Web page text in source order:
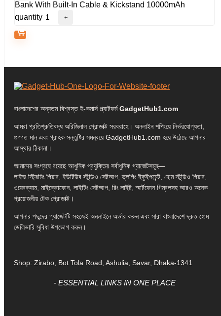
Bank With Built-In Cable & Kickstand 10000mAh
quantity
বাংলাদেশের অন্যতম বিশ্বস্ত ই-কমার্স প্ল্যাটফর্মGadgetHub1.com
আমরা প্রতিশ্রুতিবদ্ধ অরিজিনাল প্রোডাক্ট সরবরাহে। অনলাইন শপিংয়ে নির্ভরযোগ্যতা,
গুণগত মান এবং গ্রাহক সন্তুষ্টির সমন্বয়ে GadgetHub1.com হয়ে উঠেছে আপনার
আস্থার ঠিকানা।
আমাদের সংগ্রহে রয়েছে আধুনিক প্রযুক্তির সর্বাধুনিক গ্যাজেটসমূহ—
লাইভ স্ট্রিমিং গিয়ার, ইউটিউব স্টুডিও সেটআপ, ভ্লগিং ইকুইপমেন্ট, হোম স্টুডিও গিয়ার,
ওয়েবক্যাম, মাইক্রোফোন, লাইটিং সেটআপ, রিং লাইট, স্মার্টফোন গিম্বলসহ আরও অনেক
প্রয়োজনীয় টেক প্রোডাক্ট।
আপনার পছন্দের গ্যাজেটটি সহজেই অনলাইনে অর্ডার করুন এবং সারা বাংলাদেশে দ্রুত হোম
ডেলিভারি সুবিধা উপভোগ করুন।
Shop: Zirabo, Bot Tola Road, Ashulia, Savar, Dhaka-1341
- ESSENTIAL LINKS IN ONE PLACE